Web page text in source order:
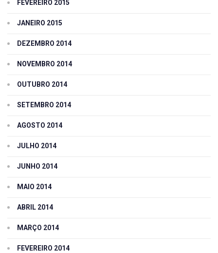
FEVEREIRO 2015
JANEIRO 2015
DEZEMBRO 2014
NOVEMBRO 2014
OUTUBRO 2014
SETEMBRO 2014
AGOSTO 2014
JULHO 2014
JUNHO 2014
MAIO 2014
ABRIL 2014
MARÇO 2014
FEVEREIRO 2014